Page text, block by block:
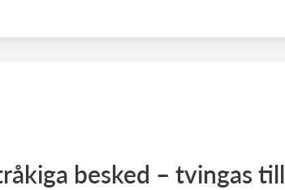
besked – tvingas till